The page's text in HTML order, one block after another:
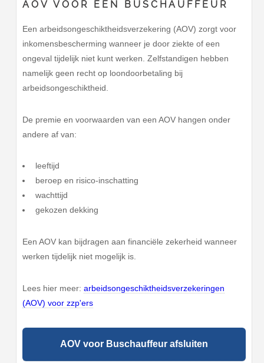
AOV VOOR EEN BUSCHAUFFEUR
Een arbeidsongeschiktheidsverzekering (AOV) zorgt voor
inkomensbescherming wanneer je door ziekte of een
ongeval tijdelijk niet kunt werken. Zelfstandigen hebben
namelijk geen recht op loondoorbetaling bij
arbeidsongeschiktheid.
De premie en voorwaarden van een AOV hangen onder
andere af van:
leeftijd
beroep en risico-inschatting
wachttijd
gekozen dekking
Een AOV kan bijdragen aan financiële zekerheid wanneer
werken tijdelijk niet mogelijk is.
Lees hier meer:arbeidsongeschiktheidsverzekeringen
(AOV) voor zzp'ers
AOV voor Buschauffeur afsluiten